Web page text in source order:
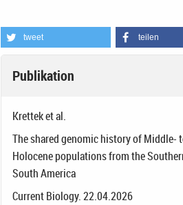
tweet teilen
Publikation
Krettek et al.
The shared genomic history of Middle-
Holocene populations from the
South America
Current Biology. 22.04.2026